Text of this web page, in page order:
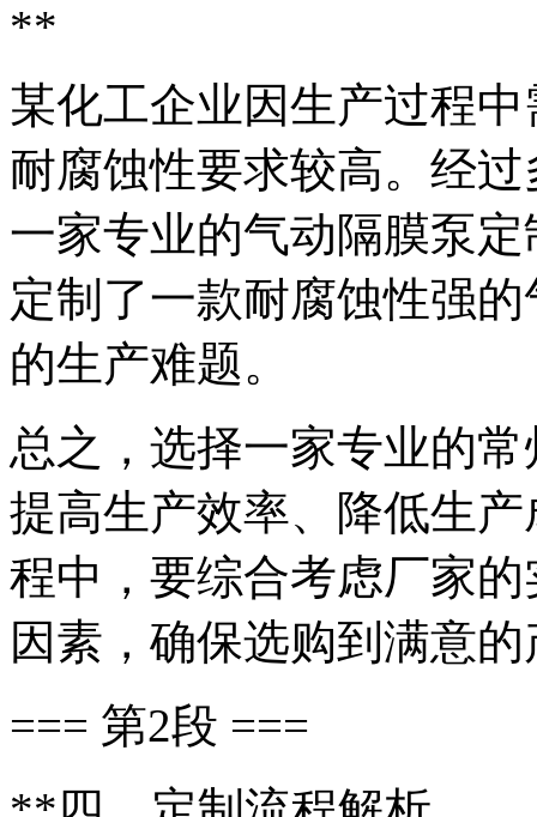
**
某化工企业因生产过程
耐腐蚀性要求较高。经
一家专业的气动隔膜泵
定制了一款耐腐蚀性强
的生产难题。
总之，选择一家专业的
提高生产效率、降低生
程中，要综合考虑厂家
因素，确保选购到满意
=== 第2段 ===